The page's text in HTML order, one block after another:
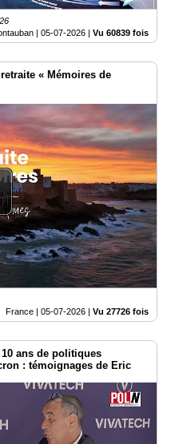
| 05-07-2026 | Vu 60839 fois
« Mémoires de
France | 05-07-2026 Vu 27726 fois
10 ans de politiques
: témoignages de Eric